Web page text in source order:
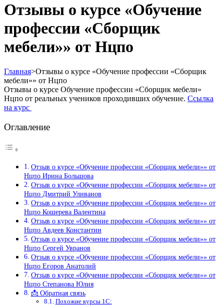
Отзывы о курсе «Обучение
профессии «Сборщик
мебели»» от Нцпо
Главная>Отзывы о курсе «Обучение профессии «Сборщик
мебели»» от Нцпо
Отзывы о курсе Обучение профессии «Сборщик мебели»
Нцпо от реальных учеников проходивших обучение. Ссылка
на курс
Оглавление
Отзыв о курсе «Обучение профессии «Сборщик мебели»» от
Нцпо Ирина Большова
Отзыв о курсе «Обучение профессии «Сборщик мебели»» от
Нцпо Дмитрий Уливанов
Отзыв о курсе «Обучение профессии «Сборщик мебели»» от
Нцпо Кошерева Валентина
Отзыв о курсе «Обучение профессии «Сборщик мебели»» от
Нцпо Авдеев Константин
Отзыв о курсе «Обучение профессии «Сборщик мебели»» от
Нцпо Сергей Увранов
Отзыв о курсе «Обучение профессии «Сборщик мебели»» от
Нцпо Егоров Анатолий
Отзыв о курсе «Обучение профессии «Сборщик мебели»» от
Нцпо Степанова Юлия
📩 Обратная связь
Похожие курсы 1С: